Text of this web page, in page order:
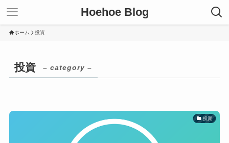
Hoehoe Blog
ホーム 投資
投資 – category –
投資